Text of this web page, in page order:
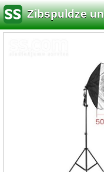
Zibspuldze